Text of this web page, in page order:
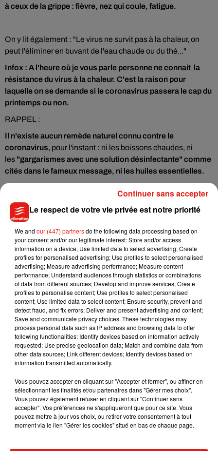
à ceux de la grippe : fièvre, nez qui coule, fatigue.
On y lit également : "Le virus ne survit pas à la chaleur, on
peut l'éliminer en buvant de l'eau chaude ou du thé..."
Infox : A l'heure où je vous parle personne ne connait la
résistance du virus à la chaleur. C'est la raison pour
laquelle on se demande si le coronavirus passera le cap du
printemps ou non.
RAPPEL :
Il n'existe aucun remède naturel connu contre le
coronavirus, pour l'instant : ni les boissons chaudes, ni
les "gargarismes avec une solution désinfectante" comme
cités dans le fameux message, ni les huiles essentielles.
simple vérification que l'on peut faire soi-même tous les
matins :
Prenez une grande respiration et retenez votre souffle
pendant plus de 10 secondes. Si vous y parvenez sans
tousser, sans sentiment d'oppression, etc., cela montre qu'il
n'y a pas de fibrose dans les poumons, ce qui indique
essentiellement l'absence d'infection".
Infox : Cet exercice ne sert absolument à rien. De
nombreuses personnes infectées ne présentent presque
aucun symptome. Cet exercice n'a été validé par
aucunmédecin, par aucun laboratoire de recherche.
En conséquence, nous vous invitons à ne pas partager ce
message qui ne révèle qu'une véritable info : Il faut se laver
les mains le plus souvent possible. Tout le reste est faux.
Musique
Le respect de votre vie privée est notre priorité
We and our (447) partnersdo the following data processing based on
your consent and/or our legitimate interest: Store and/or access
information on a device; Use limited data to select advertising; Create
profiles for personalised advertising; Use profiles to select personalised
advertising; Measure advertising performance; Measure content
performance; Understand audiences through statistics or combinations
of data from different sources; Develop and improve services; Create
profiles to personalise content; Use profiles to select personalised
content; Use limited data to select content; Ensure security, prevent and
detect fraud, and fix errors; Deliver and present advertising and content;
Save and communicate privacy choices. These technologies may
process personal data such as IP address and browsing data to offer
following functionalities: Identify devices based on information actively
requested; Use precise geolocation data; Match and combine data from
other data sources; Link different devices; Identify devices based on
information transmitted automatically.
Vous pouvez accepter en cliquant sur "Accepter et fermer", ou affiner en
sélectionnant les finalités et/ou partenaires dans "Gérer mes choix".
Vous pouvez également refuser en cliquant sur "Continuer sans
accepter". Vos préférences ne s'appliqueront que pour ce site. Vous
pouvez mettre à jour vos choix, ou retirer votre consentement à tout
moment via le lien "Gérer les cookies" situé en bas de chaque page.
Continuer sans accepter